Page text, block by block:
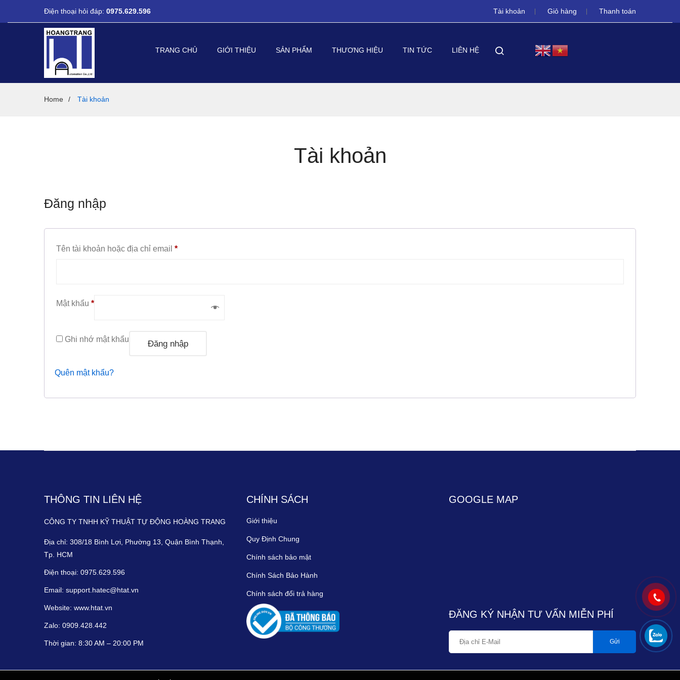
Điện thoại hỏi đáp: 0975.629.596 Tài khoản Giỏ hàng Thanh toán
TRANG CHỦ GIỚI THIỆU SẢN PHẨM THƯƠNG HIỆU TIN TỨC LIÊN HỆ
Home / Tài khoản
Tài khoản
Đăng nhập
Tên tài khoản hoặc địa chỉ email *Bắt
Mật khẩu *Bắt
Ghi nhớ mật khẩu Đăng nhập
Quên mật khẩu?
THÔNG TIN LIÊN HỆ
CÔNG TY TNHH KỸ THUẬT TỰ ĐỘNG HOÀNG TRANG
Địa chỉ: 308/18 Bình Lợi, Phường 13, Quận Bình Thạnh,
Tp. HCM
Điện thoại: 0975.629.596
Email: support.hatec@htat.vn
Website: www.htat.vn
Zalo: 0909.428.442
Thời gian: 8:30 AM – 20:00 PM
CHÍNH SÁCH
Giới thiệu
Quy Định Chung
Chính sách bảo mật
Chính Sách Bảo Hành
Chính sách đổi trả hàng
GOOGLE MAP
ĐĂNG KÝ NHẬN TƯ VẤN MIỄN PHÍ